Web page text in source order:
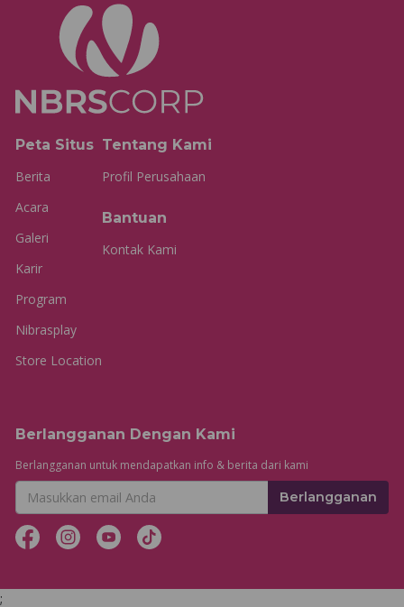
Peta Situs
Berita
Acara
Galeri
Karir
Program
Nibrasplay
Store Location
Tentang Kami
Profil Perusahaan
Bantuan
Kontak Kami
Berlangganan Dengan Kami
Berlangganan untuk mendapatkan info & berita dari kami
Berlangganan
;